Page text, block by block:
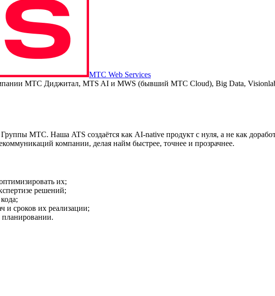
МТС Web Services
МТС Диджитал, MTS AI и MWS (бывший МТС Cloud), Big Data,
МТС. Наша ATS создаётся как AI-native продукт с нуля, а не как
компании, делая найм быстрее, точнее и прозрачнее.
их;
решений;
и сроков их реализации;
планировании.